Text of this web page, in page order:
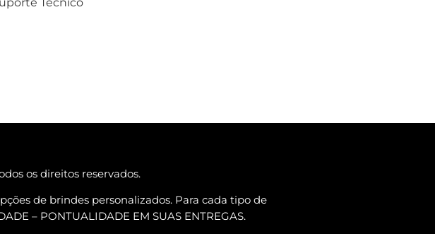
os direitos reservados.
de brindes personalizados. Para cada tipo de
– PONTUALIDADE EM SUAS ENTREGAS.